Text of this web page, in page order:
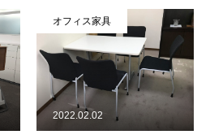
オフィス家具
2022.02.02